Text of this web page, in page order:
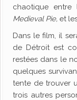
chaotique
Medieval Pie, et
Dans le film, il
de Détroit est
restées dans le
quelques
tente de trouver
trois autres